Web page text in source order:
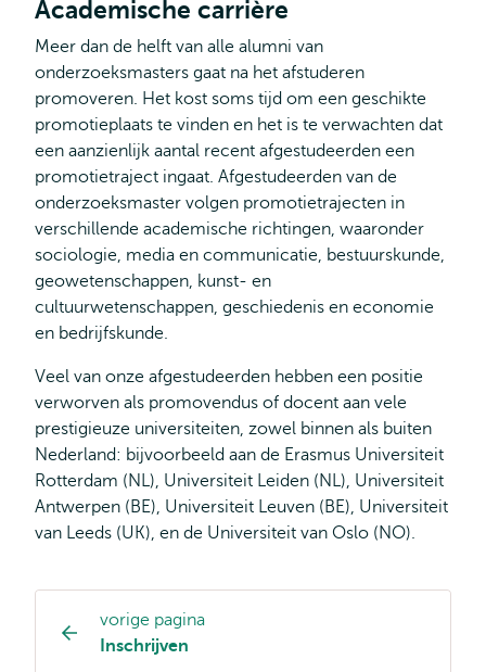
Academische carrière
Meer dan de helft van alle alumni van
onderzoeksmasters gaat na het afstuderen
promoveren. Het kost soms tijd om een geschikte
promotieplaats te vinden en het is te verwachten dat
een aanzienlijk aantal recent afgestudeerden een
promotietraject ingaat. Afgestudeerden van de
onderzoeksmaster volgen promotietrajecten in
verschillende academische richtingen, waaronder
sociologie, media en communicatie, bestuurskunde,
geowetenschappen, kunst- en
cultuurwetenschappen, geschiedenis en economie
en bedrijfskunde.
Veel van onze afgestudeerden hebben een positie
verworven als promovendus of docent aan vele
prestigieuze universiteiten, zowel binnen als buiten
Nederland: bijvoorbeeld aan de Erasmus Universiteit
Rotterdam (NL), Universiteit Leiden (NL), Universiteit
Antwerpen (BE), Universiteit Leuven (BE), Universiteit
van Leeds (UK), en de Universiteit van Oslo (NO).
Opleiding
pagina
vorige pagina
Inschrijven